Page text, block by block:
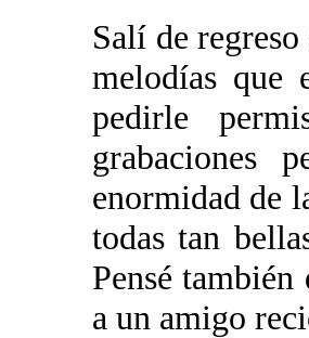
Salí de
melodías que
pedirle
grabaciones
enormidad de
todas tan
Pensé
a un amigo